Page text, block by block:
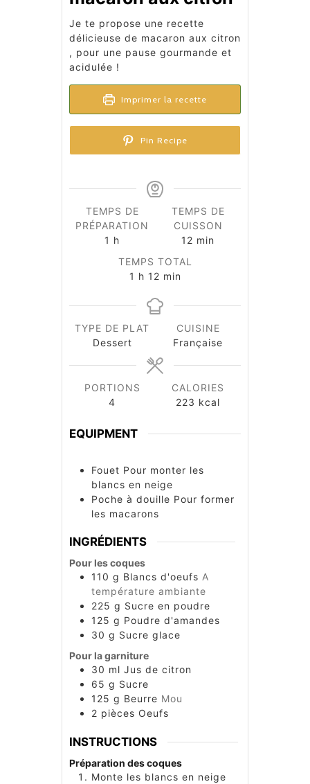
Je te propose une recette
délicieuse de macaron aux citron​
, pour une pause gourmande et
acidulée !
Imprimer la recette
Pin Recipe
TEMPS DE
PRÉPARATION
1 heure
h
TEMPS DE
CUISSON
12 minutes
min
TEMPS TOTAL
1 heure
h 12minutes
min
TYPE DE PLAT
Dessert
CUISINE
Française
PORTIONS
4
CALORIES
223 kcal
EQUIPMENT
Fouet Pour monter les
blancs en neige
Poche à douille Pour former
les macarons
INGRÉDIENTS
Pour les coques
110 g Blancs d'oeufs A
température ambiante
225 g Sucre en poudre
125 g Poudre d'amandes
30 g Sucre glace
Pour la garniture
30 ml Jus de citron
65 g Sucre
125 g Beurre Mou
2 pièces Oeufs
INSTRUCTIONS
Préparation des coques
Monte les blancs en neige